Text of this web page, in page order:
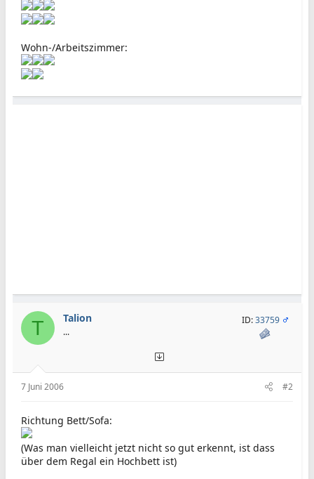
Wohn-/Arbeitszimmer:
T Talion
...
ID:33759
7 Juni 2006 #2
Richtung Bett/Sofa:
(Was man vielleicht jetzt nicht so gut erkennt, ist dass
über dem Regal ein Hochbett ist)